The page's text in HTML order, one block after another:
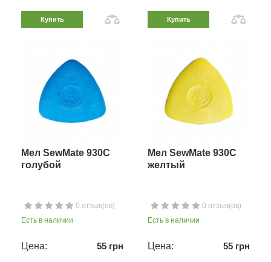
Купить Купить
Мел SewMate 930C
голубой
0 отзыв(ов)
Есть в наличии
Цена: 55 грн
Мел SewMate 930C
желтый
0 отзыв(ов)
Есть в наличии
Цена: 55 грн